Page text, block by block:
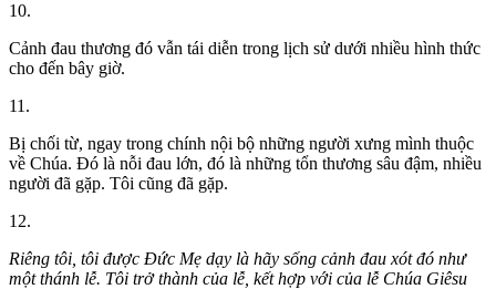
10.
Cảnh đau thương đó vẫn tái diễn trong lịch sử dưới nhiều hình thức
cho đến bây giờ.
11.
Bị chối từ, ngay trong chính nội bộ những người xưng mình thuộc
về Chúa. Đó là nỗi đau lớn, đó là những tổn thương sâu đậm, nhiều
người đã gặp. Tôi cũng đã gặp.
12.
Riêng tôi, tôi được Đức Mẹ dạy là hãy sống cảnh đau xót đó như
một thánh lễ. Tôi trở thành của lễ, kết hợp với của lễ Chúa Giêsu